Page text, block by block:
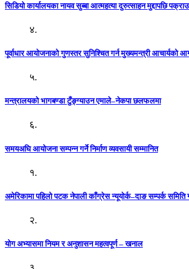
सिडियो कार्यालयका नायव सुब्बा आत्महत्या दुरुत्साहन मुद्दापछि पक्राउ
४.
पूर्वाधार आयोजनाको गुणस्तर सुनिश्चित गर्न मुख्यमन्त्री आचार्यको
५.
मन्त्रालयको भागबण्डा टुँङ्ग्याउन एमाले–नेकपा छलफलमा
६.
समयअघि आयोजना सम्पन्न गर्ने निर्माण व्यवसायी सम्मानित
१.
अमेरिकामा पहिलो पटक नेपाली काँग्रेस न्यूयोर्क–दाङ सम्पर्क समिति
२.
योग अभ्यासमा नियम र अनुशासन महत्वपूर्ण – खनाल